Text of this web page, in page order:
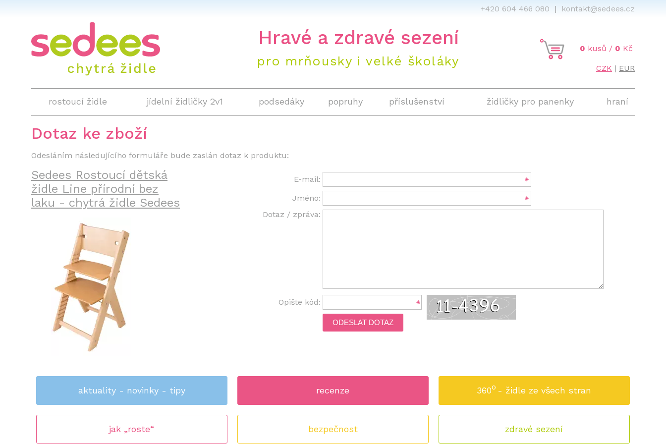
Dotaz ke zboží
Odesláním následujícího formuláře bude zaslán dotaz k produktu:
Sedees Rostoucí dětská
židle Line přírodní bez
laku - chytrá židle Sedees
E-mail:
Jméno:
Dotaz / zpráva:
Opište kód:
ODESLAT DOTAZ
aktuality - novinky - tipy recenze 360o
- židle ze všech stran
jak „roste“ bezpečnost zdravé sezení
+420 604 466 080 | kontakt@sedees.cz
Hravé a zdravé sezení
pro mrňousky i velké školáky
0 kusů / 0 Kč
CZK | EUR
rostoucí židle jídelní židličky 2v1 podsedáky popruhy příslušenství židličky pro panenky hraní